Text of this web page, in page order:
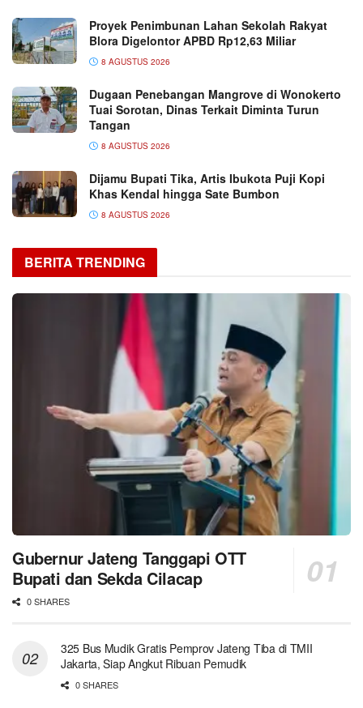
Proyek Penimbunan Lahan Sekolah Rakyat
Blora Digelontor APBD Rp12,63 Miliar
8 AGUSTUS 2026
Dugaan Penebangan Mangrove di Wonokerto
Tuai Sorotan, Dinas Terkait Diminta Turun
Tangan
8 AGUSTUS 2026
Dijamu Bupati Tika, Artis Ibukota Puji Kopi
Khas Kendal hingga Sate Bumbon
8 AGUSTUS 2026
BERITA TRENDING
Gubernur Jateng Tanggapi OTT
Bupati dan Sekda Cilacap
0 SHARES
325 Bus Mudik Gratis Pemprov Jateng Tiba di TMII
Jakarta, Siap Angkut Ribuan Pemudik
0 SHARES